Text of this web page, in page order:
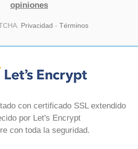
opiniones
Privacidad - Términos
con certificado SSL extendido
por Let's Encrypt
con toda la seguridad.